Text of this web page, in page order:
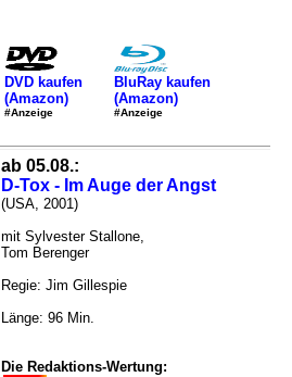
DVD kaufen
(Amazon)
#Anzeige
BluRay kaufen
(Amazon)
#Anzeige
ab 05.08.:
D-Tox - Im Auge der Angst
(USA, 2001)
mit Sylvester Stallone,
Tom Berenger
Regie: Jim Gillespie
Länge: 96 Min.
Die Redaktions-Wertung: